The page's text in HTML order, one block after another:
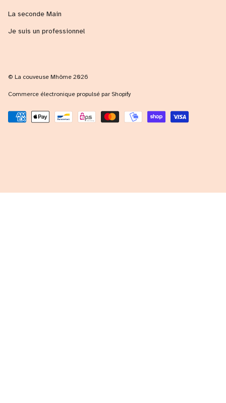
La seconde Main
Je suis un professionnel
© La couveuse Mhôme 2026
Commerce électronique propulsé par Shopify